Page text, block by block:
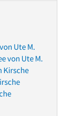
Ute M.
von Ute M.
Kirsche